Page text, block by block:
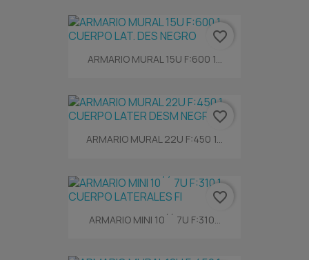
ARMARIO MURAL 15U F:600 1...
favorite_border
ARMARIO MURAL 22U F:450 1...
favorite_border
ARMARIO MINI 10´´ 7U F:310...
favorite_border